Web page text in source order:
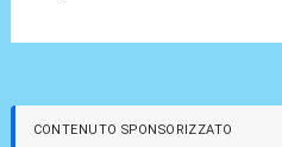
CONTENUTO SPONSORIZZATO